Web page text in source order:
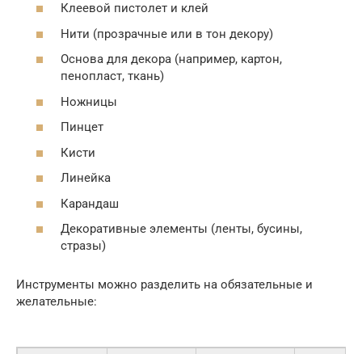
Клеевой пистолет и клей
Нити (прозрачные или в тон декору)
Основа для декора (например, картон,
пенопласт, ткань)
Ножницы
Пинцет
Кисти
Линейка
Карандаш
Декоративные элементы (ленты, бусины,
стразы)
Инструменты можно разделить на обязательные и
желательные: